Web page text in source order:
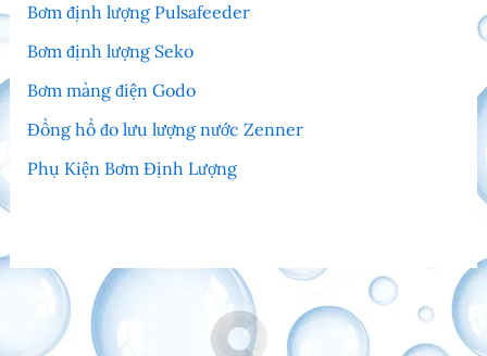
Bơm định lượng Pulsafeeder
Bơm định lượng Seko
Bơm màng điện Godo
Đồng hồ đo lưu lượng nước Zenner
Phụ Kiện Bơm Định Lượng